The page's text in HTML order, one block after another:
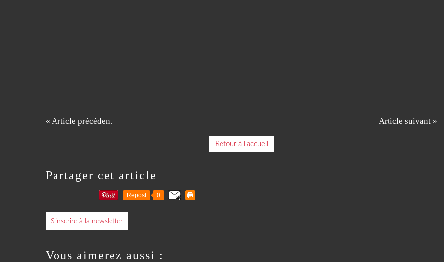
« Article précédent Article suivant »
Retour à l'accueil
Partager cet article
Repost 0
S'inscrire à la newsletter
Vous aimerez aussi :